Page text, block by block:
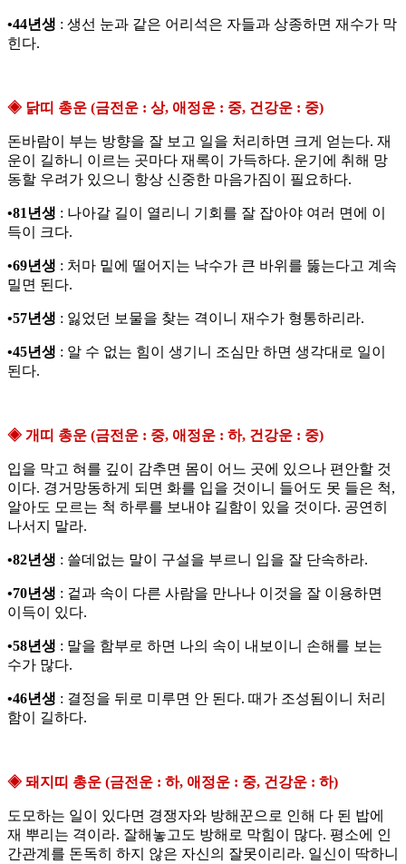
•44년생 : 생선 눈과 같은 어리석은 자들과 상종하면 재수가 막
힌다.
◈ 닭띠 총운 (금전운 : 상, 애정운 : 중, 건강운 : 중)
돈바람이 부는 방향을 잘 보고 일을 처리하면 크게 얻는다. 재
운이 길하니 이르는 곳마다 재록이 가득하다. 운기에 취해 망
동할 우려가 있으니 항상 신중한 마음가짐이 필요하다.
•81년생 : 나아갈 길이 열리니 기회를 잘 잡아야 여러 면에 이
득이 크다.
•69년생 : 처마 밑에 떨어지는 낙수가 큰 바위를 뚫는다고 계속
밀면 된다.
•57년생 : 잃었던 보물을 찾는 격이니 재수가 형통하리라.
•45년생 : 알 수 없는 힘이 생기니 조심만 하면 생각대로 일이
된다.
◈ 개띠 총운 (금전운 : 중, 애정운 : 하, 건강운 : 중)
입을 막고 혀를 깊이 감추면 몸이 어느 곳에 있으나 편안할 것
이다. 경거망동하게 되면 화를 입을 것이니 들어도 못 들은 척,
알아도 모르는 척 하루를 보내야 길함이 있을 것이다. 공연히
나서지 말라.
•82년생 : 쓸데없는 말이 구설을 부르니 입을 잘 단속하라.
•70년생 : 겉과 속이 다른 사람을 만나나 이것을 잘 이용하면
이득이 있다.
•58년생 : 말을 함부로 하면 나의 속이 내보이니 손해를 보는
수가 많다.
•46년생 : 결정을 뒤로 미루면 안 된다. 때가 조성됨이니 처리
함이 길하다.
◈ 돼지띠 총운 (금전운 : 하, 애정운 : 중, 건강운 : 하)
도모하는 일이 있다면 경쟁자와 방해꾼으로 인해 다 된 밥에
재 뿌리는 격이라. 잘해놓고도 방해로 막힘이 많다. 평소에 인
간관계를 돈독히 하지 않은 자신의 잘못이리라. 일신이 딱하니